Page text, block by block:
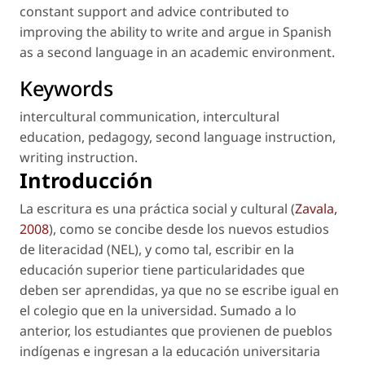
constant support and advice contributed to
improving the ability to write and argue in Spanish
as a second language in an academic environment.
Keywords
intercultural communication, intercultural
education, pedagogy, second language instruction,
writing instruction.
Introducción
La escritura es una práctica social y cultural (Zavala,
2008), como se concibe desde los nuevos estudios
de literacidad (NEL), y como tal, escribir en la
educación superior tiene particularidades que
deben ser aprendidas, ya que no se escribe igual en
el colegio que en la universidad. Sumado a lo
anterior, los estudiantes que provienen de pueblos
indígenas e ingresan a la educación universitaria